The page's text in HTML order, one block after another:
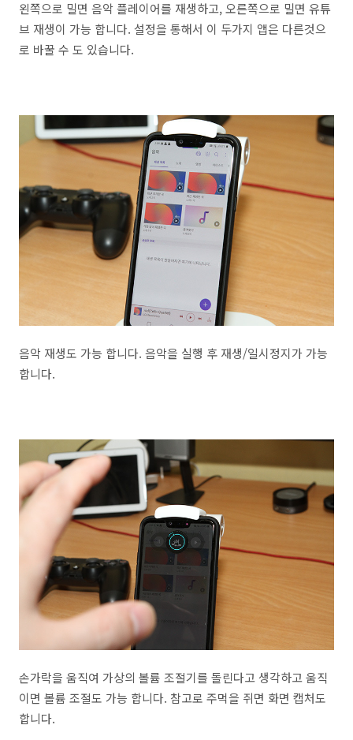
왼쪽으로 밀면 음악 플레이어를 재생하고, 오른쪽으로 밀면 유튜
브 재생이 가능 합니다. 설정을 통해서 이 두가지 앱은 다른것으
로 바꿀 수 도 있습니다.
음악 재생도 가능 합니다. 음악을 실행 후 재생/일시정지가 가능
합니다.
손가락을 움직여 가상의 볼륨 조절기를 돌린다고 생각하고 움직
이면 볼륨 조절도 가능 합니다. 참고로 주먹을 쥐면 화면 캡처도
합니다.